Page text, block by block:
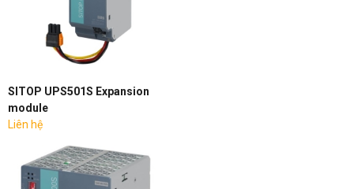
SITOP UPS501S Expansion
module
Liên hệ